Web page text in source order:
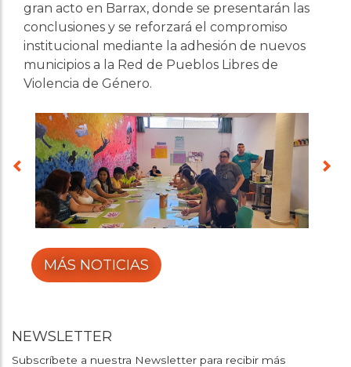
gran acto en Barrax, donde se presentarán las
conclusiones y se reforzará el compromiso
institucional mediante la adhesión de nuevos
municipios a la Red de Pueblos Libres de
Violencia de Género.
MÁS NOTICIAS
NEWSLETTER
Subscríbete a nuestra Newsletter para recibir más